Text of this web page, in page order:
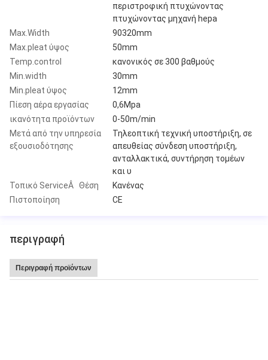
περιστροφική πτυχώνοντας
πτυχώνοντας μηχανή hepa
Max.Width
90320mm
Max.pleat ύψος
50mm
Temp.control
κανονικός σε 300 βαθμούς
Min.width
30mm
Min.pleat ύψος
12mm
Πίεση αέρα εργασίας
0,6Mpa
ικανότητα προϊόντων
0-50m/min
Μετά από την υπηρεσία
εξουσιοδότησης
Τηλεοπτική τεχνική υποστήριξη, σε
απευθείας σύνδεση υποστήριξη,
ανταλλακτικά, συντήρηση τομέων
και υ
Τοπικό ServiceÂ Θέση
Κανένας
Πιστοποίηση
CE
περιγραφή
Περιγραφή προϊόντων